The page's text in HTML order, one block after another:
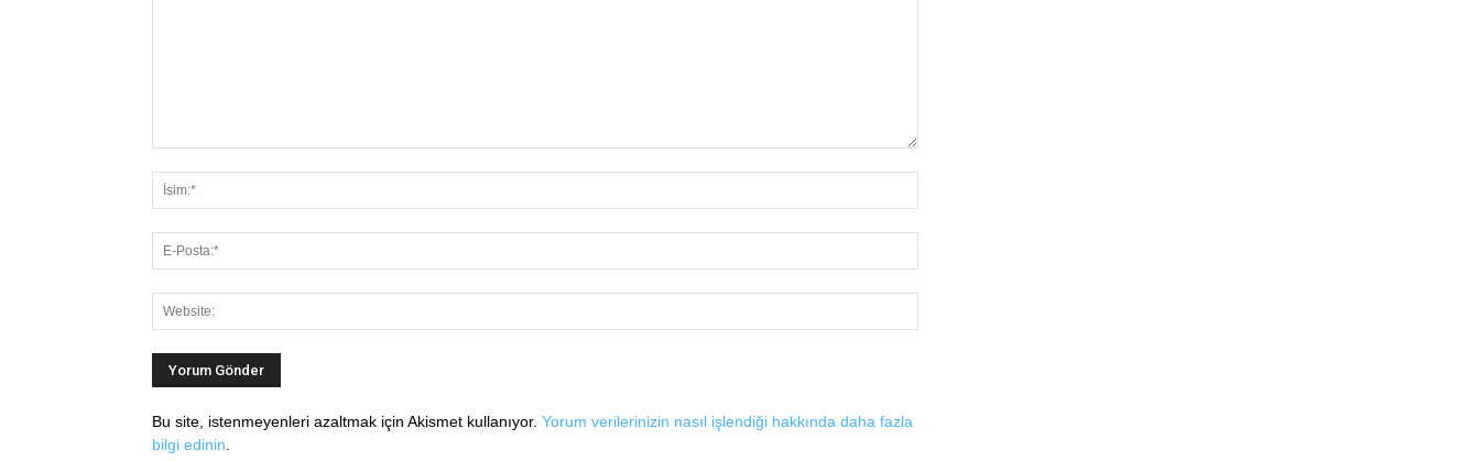
Bu site, istenmeyenleri azaltmak için Akismet kullanıyor. Yorum verilerinizin nasıl işlendiği hakkında daha fazla
bilgi edinin